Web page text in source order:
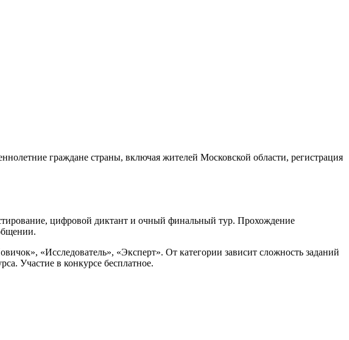
граждане страны, включая жителей Московской области, регистрация
цифровой диктант и очный финальный тур. Прохождение
«Исследователь», «Эксперт». От категории зависит сложность заданий
​Участие в конкурсе бесплатное.